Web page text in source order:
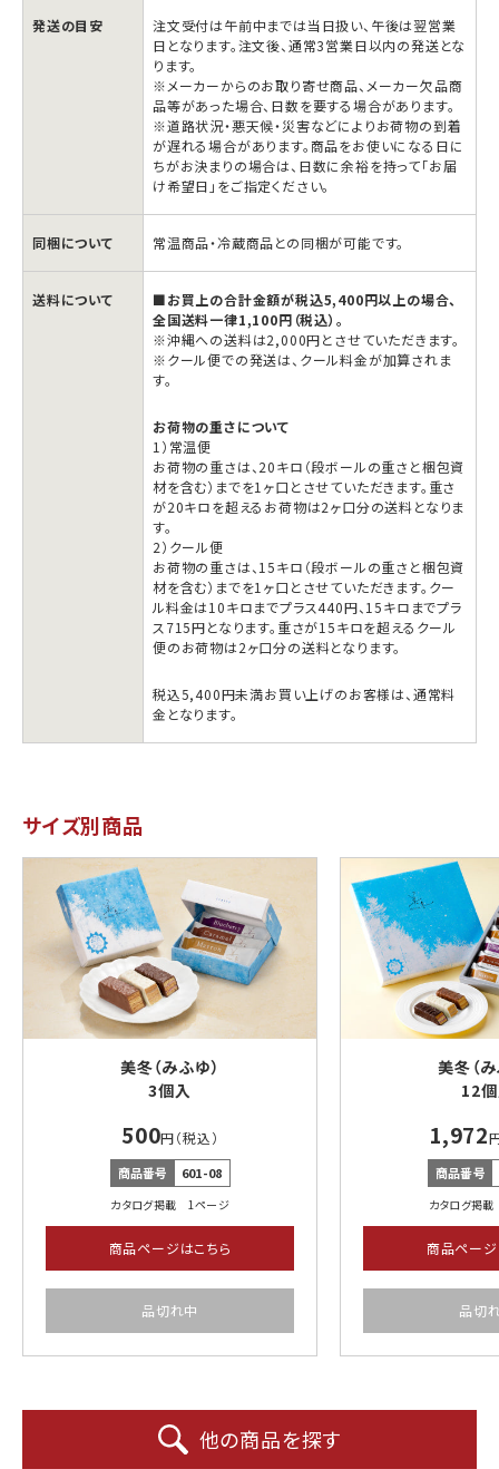
発送の目安
注文受付は午前中までは当日扱い、午後は翌営業
日となります。注文後、通常3営業日以内の発送とな
ります。
※メーカーからのお取り寄せ商品、メーカー欠品商
品等があった場合、日数を要する場合があります。
※道路状況・悪天候・災害などによりお荷物の到着
が遅れる場合があります。商品をお使いになる日に
ちがお決まりの場合は、日数に余裕を持って「お届
け希望日」をご指定ください。
同梱について 常温商品・冷蔵商品との同梱が可能です。
送料について
■お買上の合計金額が税込5,400円以上の場合、
全国送料一律1,100円（税込）。
※沖縄への送料は2,000円とさせていただきます。
※クール便での発送は、クール料金が加算されま
す。
お荷物の重さについて
1）常温便
お荷物の重さは、20キロ（段ボールの重さと梱包資
材を含む）までを1ヶ口とさせていただきます。重さ
が20キロを超えるお荷物は2ヶ口分の送料となりま
す。
2）クール便
お荷物の重さは、15キロ（段ボールの重さと梱包資
材を含む）までを1ヶ口とさせていただきます。クー
ル料金は10キロまでプラス440円、15キロまでプラ
ス715円となります。重さが15キロを超えるクール
便のお荷物は2ヶ口分の送料となります。
税込5,400円未満お買い上げのお客様は、通常料
金となります。
サイズ別商品
美冬（みふゆ）
3個入
500円（税込）
商品番号 601-08
カタログ掲載 1ページ
商品ページはこちら
品切れ中
美冬（
12
1,972
商品番号
カタログ掲
商品ページ
品切
他の商品を探す